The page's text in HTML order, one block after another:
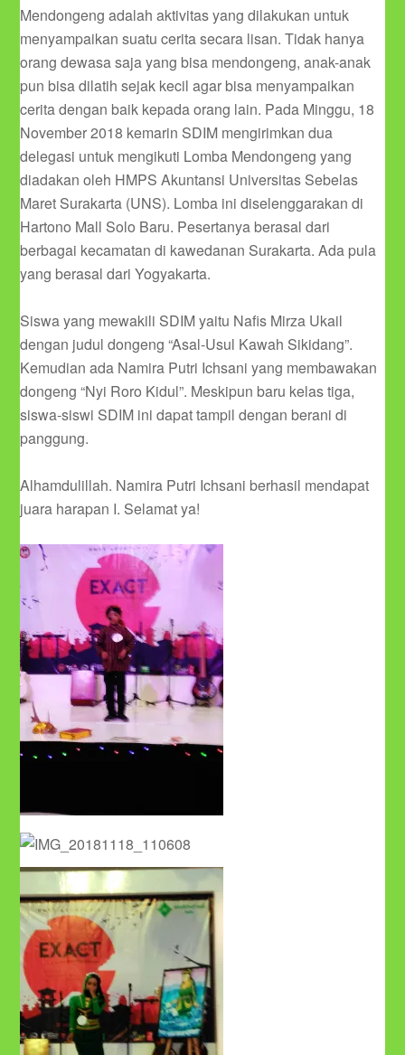
Mendongeng adalah aktivitas yang dilakukan untuk
menyampaikan suatu cerita secara lisan. Tidak hanya
orang dewasa saja yang bisa mendongeng, anak-anak
pun bisa dilatih sejak kecil agar bisa menyampaikan
cerita dengan baik kepada orang lain. Pada Minggu, 18
November 2018 kemarin SDIM mengirimkan dua
delegasi untuk mengikuti Lomba Mendongeng yang
diadakan oleh HMPS Akuntansi Universitas Sebelas
Maret Surakarta (UNS). Lomba ini diselenggarakan di
Hartono Mall Solo Baru. Pesertanya berasal dari
berbagai kecamatan di kawedanan Surakarta. Ada pula
yang berasal dari Yogyakarta.
Siswa yang mewakili SDIM yaitu Nafis Mirza Ukail
dengan judul dongeng “Asal-Usul Kawah Sikidang”.
Kemudian ada Namira Putri Ichsani yang membawakan
dongeng “Nyi Roro Kidul”. Meskipun baru kelas tiga,
siswa-siswi SDIM ini dapat tampil dengan berani di
panggung.
Alhamdulillah. Namira Putri Ichsani berhasil mendapat
juara harapan I. Selamat ya!